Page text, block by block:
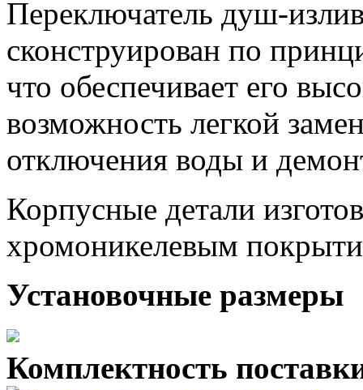
Переключатель душ-
сконструирован по
что обеспечивает его
возможность легкой
отключения воды и
Корпусные детали
хромоникелевым
Установочные размеры
Комплектность